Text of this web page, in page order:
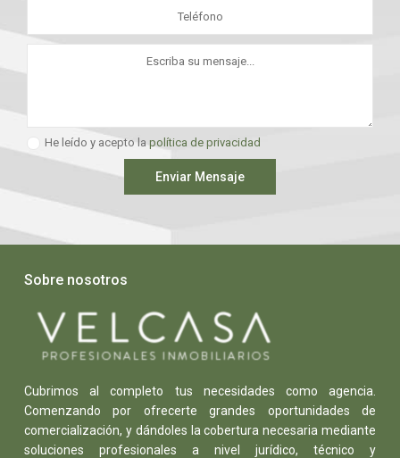
He leído y acepto la política de privacidad
Enviar Mensaje
Sobre nosotros
Cubrimos al completo tus necesidades como agencia.
Comenzando por ofrecerte grandes oportunidades de
comercialización, y dándoles la cobertura necesaria mediante
soluciones profesionales a nivel jurídico, técnico y